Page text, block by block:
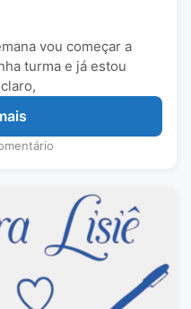
vou começar a
turma e já estou